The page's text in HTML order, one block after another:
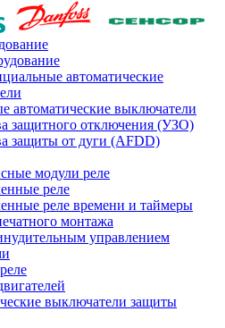
автоматические
автоматические выключатели
защитного отключения (УЗО)
защиты от дуги (AFDD)
модули реле
реле
реле времени и таймеры
монтажа
управлением
выключатели защиты